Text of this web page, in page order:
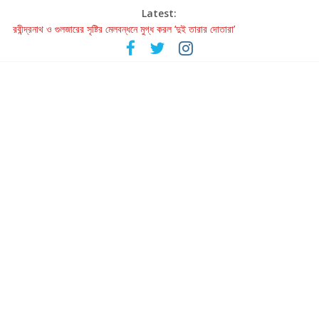
Latest:
হাওয়া বদলের টলিউডে ‘তুমি এলে তাই’
রবীন্দ্রনাথ ও গুলজারের সৃষ্টির মেলবন্ধনে মুগ্ধ করল ‘দুই তারার দোতারা’
কলের গান থেকে রীলস্ — বাঙালির গান শোনার বিবর্তনের গল্প